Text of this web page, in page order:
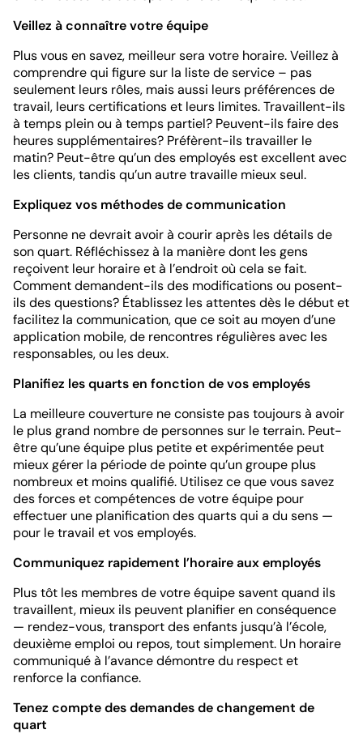
Veillez à connaître votre équipe
Plus vous en savez, meilleur sera votre horaire. Veillez à
comprendre qui figure sur la liste de service – pas
seulement leurs rôles, mais aussi leurs préférences de
travail, leurs certifications et leurs limites. Travaillent-ils
à temps plein ou à temps partiel? Peuvent-ils faire des
heures supplémentaires? Préfèrent-ils travailler le
matin? Peut-être qu’un des employés est excellent avec
les clients, tandis qu’un autre travaille mieux seul.
Expliquez vos méthodes de communication
Personne ne devrait avoir à courir après les détails de
son quart. Réfléchissez à la manière dont les gens
reçoivent leur horaire et à l’endroit où cela se fait.
Comment demandent-ils des modifications ou posent-
ils des questions? Établissez les attentes dès le début et
facilitez la communication, que ce soit au moyen d’une
application mobile, de rencontres régulières avec les
responsables, ou les deux.
Planifiez les quarts en fonction de vos employés
La meilleure couverture ne consiste pas toujours à avoir
le plus grand nombre de personnes sur le terrain. Peut-
être qu’une équipe plus petite et expérimentée peut
mieux gérer la période de pointe qu’un groupe plus
nombreux et moins qualifié. Utilisez ce que vous savez
des forces et compétences de votre équipe pour
effectuer une planification des quarts qui a du sens —
pour le travail et vos employés.
Communiquez rapidement l’horaire aux employés
Plus tôt les membres de votre équipe savent quand ils
travaillent, mieux ils peuvent planifier en conséquence
— rendez-vous, transport des enfants jusqu’à l’école,
deuxième emploi ou repos, tout simplement. Un horaire
communiqué à l’avance démontre du respect et
renforce la confiance.
Tenez compte des demandes de changement de
quart